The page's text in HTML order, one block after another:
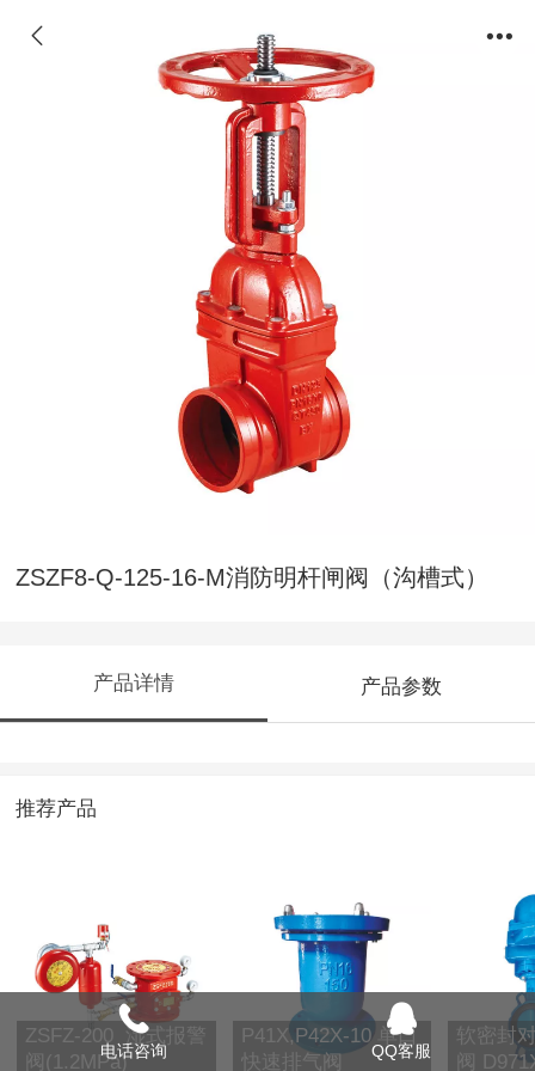
ZSZF8-Q-125-16-M消防明杆闸阀（沟槽式）
产品详情 产品参数
推荐产品
ZSFZ-200 湿式报警
阀(1.2MPa)
P41X,P42X-10 单口
快速排气阀
软密封
阀
电话咨询 QQ客服